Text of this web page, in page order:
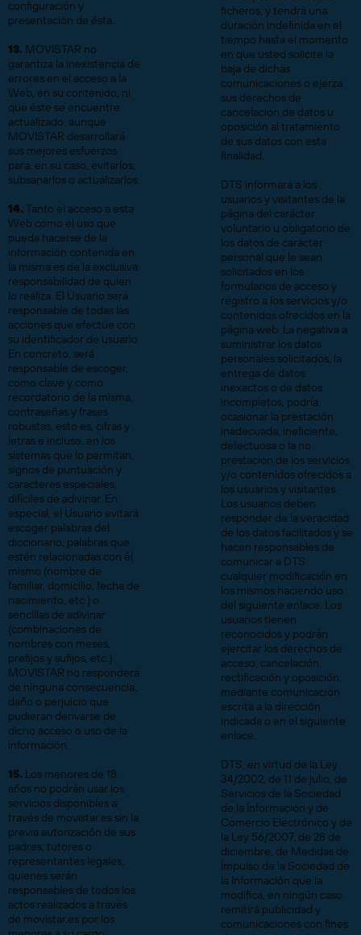
configuración y
presentación de ésta.
13. MOVISTAR no
garantiza la inexistencia de
errores en el acceso a la
Web, en su contenido, ni
que éste se encuentre
actualizado, aunque
MOVISTAR desarrollará
sus mejores esfuerzos
para, en su caso, evitarlos,
subsanarlos o actualizarlos.
14.Tanto el acceso a esta
Web como el uso que
pueda hacerse de la
información contenida en
la misma es de la exclusiva
responsabilidad de quien
lo realiza. El Usuario será
responsable de todas las
acciones que efectúe con
su identificador de usuario.
En concreto, será
responsable de escoger,
como clave y como
recordatorio de la misma,
contraseñas y frases
robustas, esto es, cifras y
letras e incluso, en los
sistemas que lo permitan,
signos de puntuación y
caracteres especiales,
difíciles de adivinar. En
especial, el Usuario evitará
escoger palabras del
diccionario, palabras que
estén relacionadas con él
mismo (nombre de
familiar, domicilio, fecha de
nacimiento, etc.) o
sencillas de adivinar
(combinaciones de
nombres con meses,
prefijos y sufijos, etc.).
MOVISTAR no responderá
de ninguna consecuencia,
daño o perjuicio que
pudieran derivarse de
dicho acceso o uso de la
información.
15. Los menores de 18
años no podrán usar los
servicios disponibles a
través de movistar.es sin la
previa autorización de sus
padres, tutores o
representantes legales,
quienes serán
responsables de todos los
actos realizados a través
de movistar.es por los
ficheros, y tendrá una
duración indefinida en el
tiempo hasta el momento
en que usted solicite la
baja de dichas
comunicaciones o ejerza
sus derechos de
cancelación de datos u
oposición al tratamiento
de sus datos con esta
finalidad.
DTS informará a los
usuarios y visitantes de la
página del carácter
voluntario u obligatorio de
los datos de carácter
personal que le sean
solicitados en los
formularios de acceso y
registro a los servicios y/o
contenidos ofrecidos en la
página web. La negativa a
suministrar los datos
personales solicitados, la
entrega de datos
inexactos o de datos
incompletos, podría
ocasionar la prestación
inadecuada, ineficiente,
defectuosa o la no
prestación de los servicios
y/o contenidos ofrecidos a
los usuarios y visitantes.
Los usuarios deben
responder de la veracidad
de los datos facilitados y se
hacen responsables de
comunicar a DTS
cualquier modificación en
los mismos haciendo uso
del siguiente enlace. Los
usuarios tienen
reconocidos y podrán
ejercitar los derechos de
acceso, cancelación,
rectificación y oposición,
mediante comunicación
escrita a la dirección
indicada o en el siguiente
enlace.
DTS, en virtud de la Ley
34/2002, de 11 de julio, de
Servicios de la Sociedad
de la Información y de
Comercio Electrónico y de
la Ley 56/2007, de 28 de
diciembre, de Medidas de
Impulso de la Sociedad de
la Información que la
modifica, en ningún caso
remitirá publicidad y
comunicaciones con fines